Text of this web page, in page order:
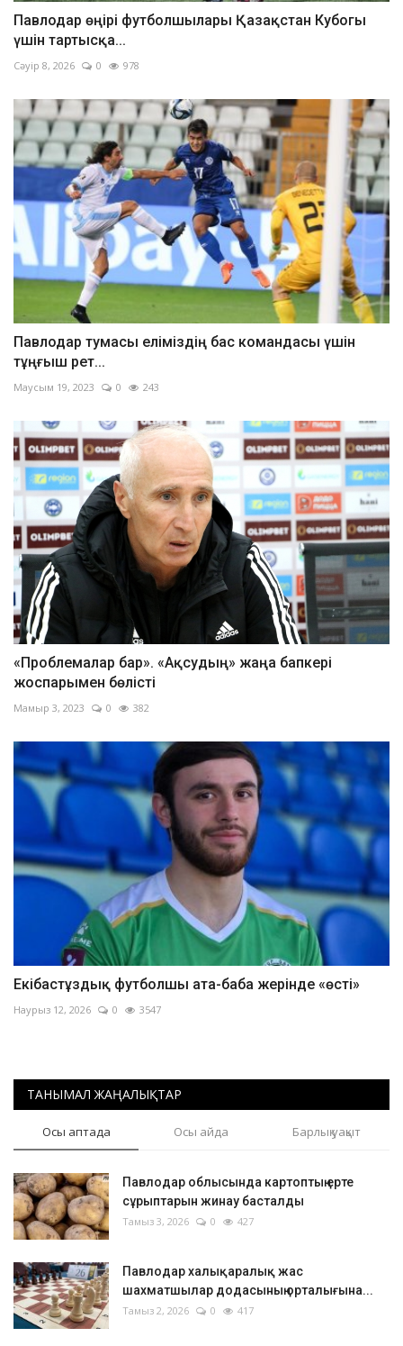
Павлодар өңірі футболшылары Қазақстан Кубогы
үшін тартысқа...
Сәуір 8, 2026 0 978
Павлодар тумасы еліміздің бас командасы үшін
тұңғыш рет...
Маусым 19, 2023 0 243
«Проблемалар бар». «Ақсудың» жаңа бапкері
жоспарымен бөлісті
Мамыр 3, 2023 0 382
Екібастұздық футболшы ата-баба жерінде «өсті»
Наурыз 12, 2026 0 3547
ТАНЫМАЛ ЖАҢАЛЫҚТАР
Осы аптада Осы айда Барлық уақыт
Павлодар облысында картоптың ерте
сұрыптарын жинау басталды
Тамыз 3, 2026 0 427
Павлодар халықаралық жас
шахматшылар додасының орталығына...
Тамыз 2, 2026 0 417